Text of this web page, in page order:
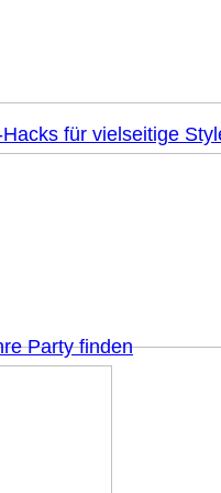
für vielseitige
Party finden